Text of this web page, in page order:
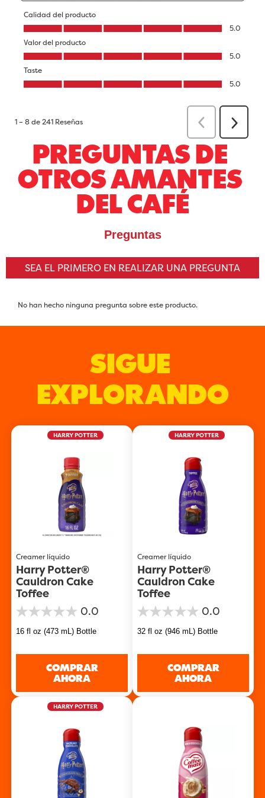
PREGUNTAS DE
OTROS AMANTES
DEL CAFÉ
SIGUE
EXPLORANDO
HARRY POTTER
Creamer líquido
Harry Potter®
Cauldron Cake
Toffee
0.0
0.0
5
16 fl oz (473 mL) Bottle
COMPRAR
AHORA
HARRY POTTER
Creamer líquido
Harry Potter®
Cauldron Cake
Toffee
0.0
0.0
5
32 fl oz (946 mL) Bottle
COMPRAR
AHORA
HARRY POTTER